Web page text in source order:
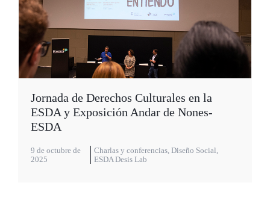
Jornada de Derechos Culturales en la
ESDA y Exposición Andar de Nones-
ESDA
9 de octubre de
2025
Charlas y conferencias,Diseño Social,
ESDA Desis Lab